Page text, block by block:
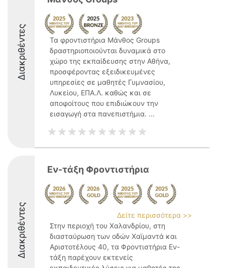
Διακριθέντες
Τα φροντιστήρια Μάνθος Groups
δραστηριοποιούνται δυναμικά στο
χώρο της εκπαίδευσης στην Αθήνα,
προσφέροντας εξειδικευμένες
υπηρεσίες σε μαθητές Γυμνασίου,
Λυκείου, ΕΠΑ.Λ. καθώς και σε
αποφοίτους που επιδιώκουν την
εισαγωγή στα πανεπιστήμια. ...
Διακριθέντες
Εν-τάξη Φροντιστήρια
Δείτε περισσότερα >>
Στην περιοχή του Χαλανδρίου, στη
διασταύρωση των οδών Χαϊμαντά και
Αριστοτέλους 40, τα Φροντιστήρια Εν-
τάξη παρέχουν εκτενείς